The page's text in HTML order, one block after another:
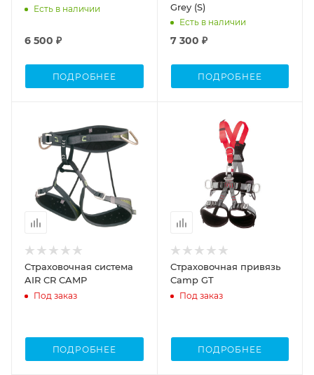
Есть в наличии
6 500 ₽
ПОДРОБНЕЕ
Grey (S)
Есть в наличии
7 300 ₽
ПОДРОБНЕЕ
Страховочная система
AIR CR CAMP
Под заказ
ПОДРОБНЕЕ
Cтраховочная привязь
Camp GT
Под заказ
ПОДРОБНЕЕ